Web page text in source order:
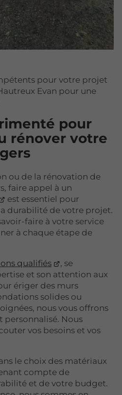
pour votre projet
Evan pour une
pour
rénover votre
ou de la rénovation de
faire appel à un
est essentiel pour
durabilité de votre projet.
faire à votre service
à chaque étape de
qualifiés
, se
et son attention aux
ériger des murs
solides ou
nous vous offrons
Nous
vos besoins et vos
le choix des matériaux
compte de
et de votre budget.